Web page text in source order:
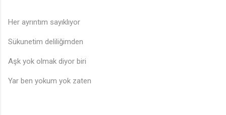
Her ayrıntım sayıklıyor
Sükunetim deliliğimden
Aşk yok olmak diyor biri
Yar ben yokum yok zaten